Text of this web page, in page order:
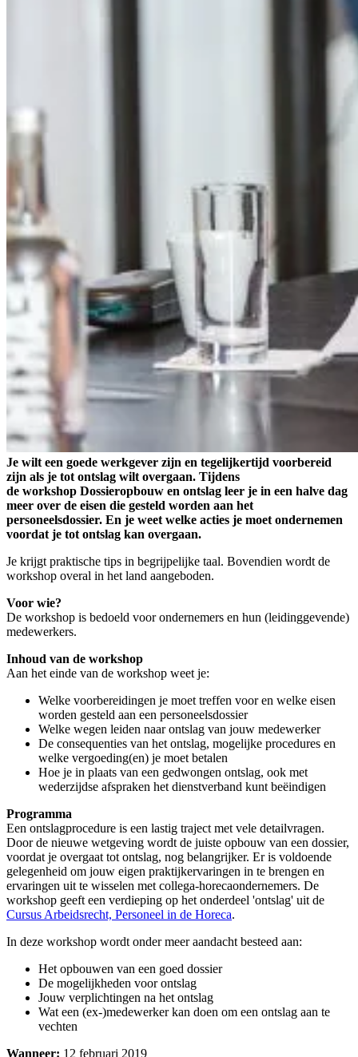
Je wilt een goede werkgever zijn en tegelijkertijd voorbereid
zijn als je tot ontslag wilt overgaan. Tijdens
de workshop Dossieropbouw en ontslag leer je in een halve dag
meer over de eisen die gesteld worden aan het
personeelsdossier. En je weet welke acties je moet ondernemen
voordat je tot ontslag kan overgaan.
Je krijgt praktische tips in begrijpelijke taal. Bovendien wordt de
workshop overal in het land aangeboden.
Voor wie?
De workshop is bedoeld voor ondernemers en hun (leidinggevende)
medewerkers.
Inhoud van de workshop
Aan het einde van de workshop weet je:
Welke voorbereidingen je moet treffen voor en welke eisen
worden gesteld aan een personeelsdossier
Welke wegen leiden naar ontslag van jouw medewerker
De consequenties van het ontslag, mogelijke procedures en
welke vergoeding(en) je moet betalen
Hoe je in plaats van een gedwongen ontslag, ook met
wederzijdse afspraken het dienstverband kunt beëindigen
Programma
Een ontslagprocedure is een lastig traject met vele detailvragen.
Door de nieuwe wetgeving wordt de juiste opbouw van een dossier,
voordat je overgaat tot ontslag, nog belangrijker. Er is voldoende
gelegenheid om jouw eigen praktijkervaringen in te brengen en
ervaringen uit te wisselen met collega-horecaondernemers. De
workshop geeft een verdieping op het onderdeel 'ontslag' uit de
Cursus Arbeidsrecht, Personeel in de Horeca.
In deze workshop wordt onder meer aandacht besteed aan:
Het opbouwen van een goed dossier
De mogelijkheden voor ontslag
Jouw verplichtingen na het ontslag
Wat een (ex-)medewerker kan doen om een ontslag aan te
vechten
Wanneer: 12 februari 2019